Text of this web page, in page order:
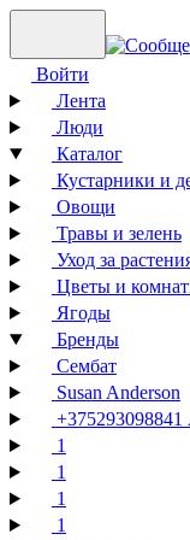
Войти
Лента
Люди
Каталог
Кустарники и
Овощи
Травы и зелень
Уход за
Цветы и
Ягоды
Бренды
Сембат
Susan Anderson
1
1
1
1